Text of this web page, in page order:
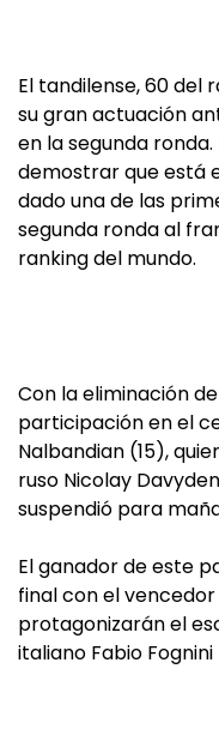
El tandilense, 60 del
su gran actuación
en la segunda
demostrar que está
dado una de las
segunda ronda al
ranking del mundo.
Con la eliminación
participación en el
Nalbandian (15),
ruso Nicolay
suspendió para
El ganador de este
final con el
protagonizarán el
italiano Fabio Fognini